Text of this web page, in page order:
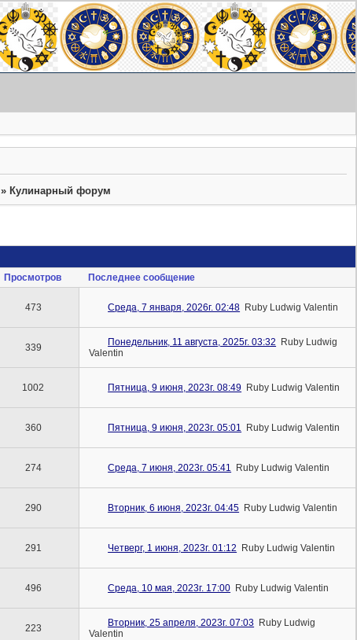
»Кулинарный форум
Просмотров Последнее сообщение
473 Среда, 7 января, 2026г. 02:48 Ruby Ludwig Valentin
339 Понедельник, 11 августа, 2025г. 03:32 Ruby Ludwig
Valentin
1002 Пятница, 9 июня, 2023г. 08:49 Ruby Ludwig Valentin
360 Пятница, 9 июня, 2023г. 05:01 Ruby Ludwig Valentin
274 Среда, 7 июня, 2023г. 05:41 Ruby Ludwig Valentin
290 Вторник, 6 июня, 2023г. 04:45 Ruby Ludwig Valentin
291 Четверг, 1 июня, 2023г. 01:12 Ruby Ludwig Valentin
496 Среда, 10 мая, 2023г. 17:00 Ruby Ludwig Valentin
223 Вторник, 25 апреля, 2023г. 07:03 Ruby Ludwig
Valentin